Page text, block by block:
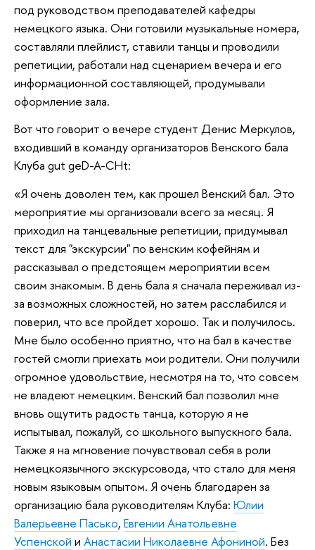
под руководством преподавателей кафедры
немецкого языка. Они готовили музыкальные номера,
составляли плейлист, ставили танцы и проводили
репетиции, работали над сценарием вечера и его
информационной составляющей, продумывали
оформление зала.
Вот что говорит о вечере студент Денис Меркулов,
входивший в команду организаторов Венского бала
Клуба gut geD-A-CHt:
«Я очень доволен тем, как прошел Венский бал. Это
мероприятие мы организовали всего за месяц. Я
приходил на танцевальные репетиции, придумывал
текст для "экскурсии" по венским кофейням и
рассказывал о предстоящем мероприятии всем
своим знакомым. В день бала я сначала переживал из-
за возможных сложностей, но затем расслабился и
поверил, что все пройдет хорошо. Так и получилось.
Мне было особенно приятно, что на бал в качестве
гостей смогли приехать мои родители. Они получили
огромное удовольствие, несмотря на то, что совсем
не владеют немецким. Венский бал позволил мне
вновь ощутить радость танца, которую я не
испытывал, пожалуй, со школьного выпускного бала.
Также я на мгновение почувствовал себя в роли
немецкоязычного экскурсовода, что стало для меня
новым языковым опытом. Я очень благодарен за
организацию бала руководителям Клуба: Юлии
Валерьевне Пасько, Евгении Анатольевне
Успенской и Анастасии Николаевне Афониной. Без